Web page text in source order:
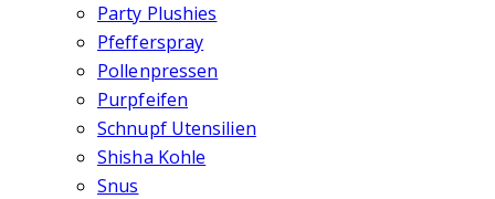
Party Plushies
Pfefferspray
Pollenpressen
Purpfeifen
Schnupf Utensilien
Shisha Kohle
Snus